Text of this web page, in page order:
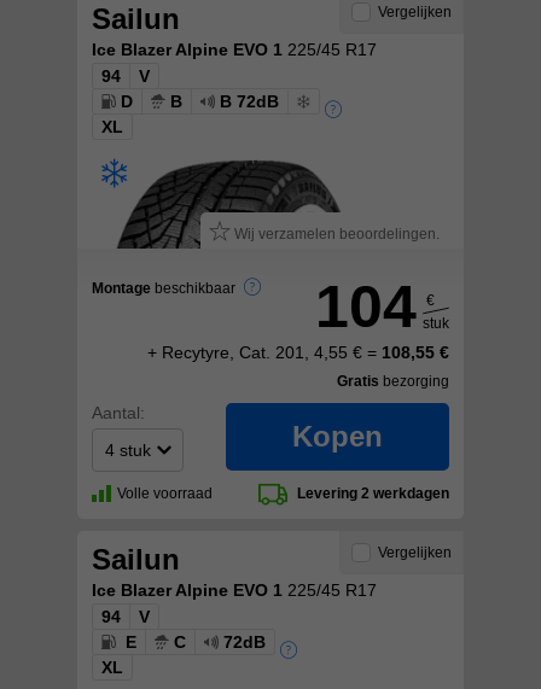
Sailun
Ice Blazer Alpine EVO 1 225/45 R17
94
V
D
B
B 72dB
XL
Wij verzamelen beoordelingen.
Montage beschikbaar
Vergelijken
104 €
stuk
+ Recytyre, Cat. 201, 4,55 € = 108,55 €
Gratis bezorging
Aantal:
Kopen
Volle voorraad Levering 2 werkdagen
Sailun
Ice Blazer Alpine EVO 1 225/45 R17
94
V
E
C
72dB
XL
Vergelijken